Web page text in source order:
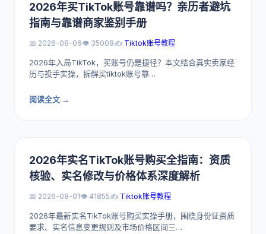
2026年买TikTok账号靠谱吗？亲历者避坑
指南与靠谱商家鉴别手册
📅 2026-08-06👁️ 35008✍️ Tiktok账号教程
2026年入局TikTok，买账号仍是捷径？本文结合真实卖家经
历与投手实操，拆解买tiktok账号靠…
阅读全文 →
2026年实名TikTok账号购买全指南：资质
核验、实名修改与价格体系深度解析
📅 2026-08-01👁️ 41855✍️ Tiktok账号教程
2026年最新实名TikTok账号购买实操手册，围绕身份证资质
要求、实名信息变更规则及市场价格区间三…